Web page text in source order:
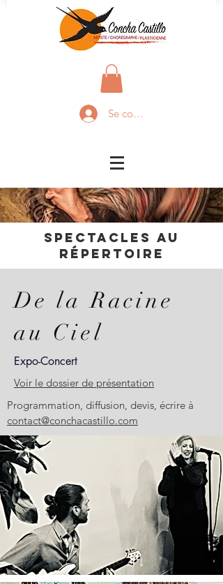
Se connecter
Spectacles au
répertoire
De la Racine
au Ciel
Expo-Concert
Voir le dossier de présentation
Programmation, diffusion, devis, écrire à
contact@conchacastillo.com